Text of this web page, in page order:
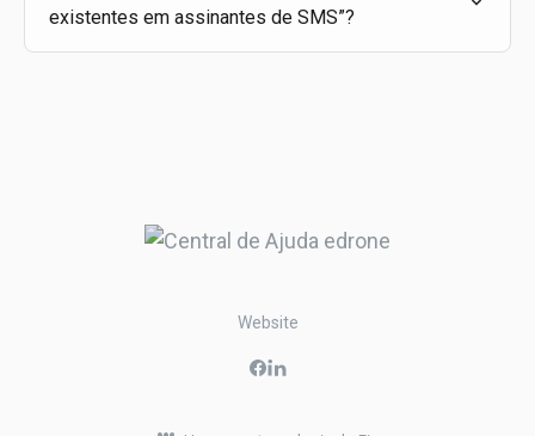
existentes em assinantes de SMS”?
Website